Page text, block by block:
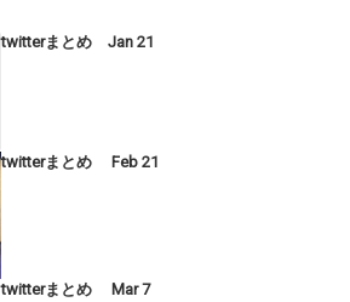
twitterまとめ Jan 21
twitterまとめ Feb 21
twitterまとめ Mar 7